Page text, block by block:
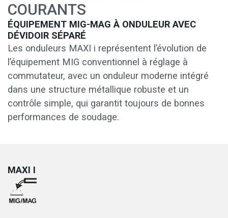
COURANTS
ÉQUIPEMENT MIG-MAG À ONDULEUR AVEC
DÉVIDOIR SÉPARÉ
Les onduleurs MAXI i représentent l’évolution de
l’équipement MIG conventionnel à réglage à
commutateur, avec un onduleur moderne intégré
dans une structure métallique robuste et un
contrôle simple, qui garantit toujours de bonnes
performances de soudage.
MAXI I